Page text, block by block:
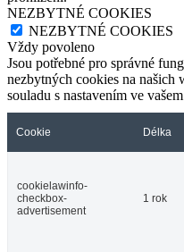
NEZBYTNÉ COOKIES
NEZBYTNÉ COOKIES
Vždy povoleno
Jsou potřebné pro správné
nezbytných cookies na našich
souladu s nastavením ve
Cookie Délka
cookielawinfo-
checkbox-
advertisement
1 rok